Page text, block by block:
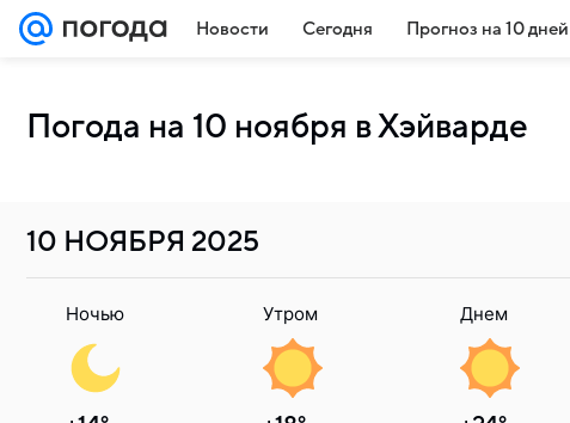
Новости Сегодня Прогноз на 10 дней
Погода на 10 ноября в Хэйварде
10 НОЯБРЯ 2025
Ночью Утром Днем